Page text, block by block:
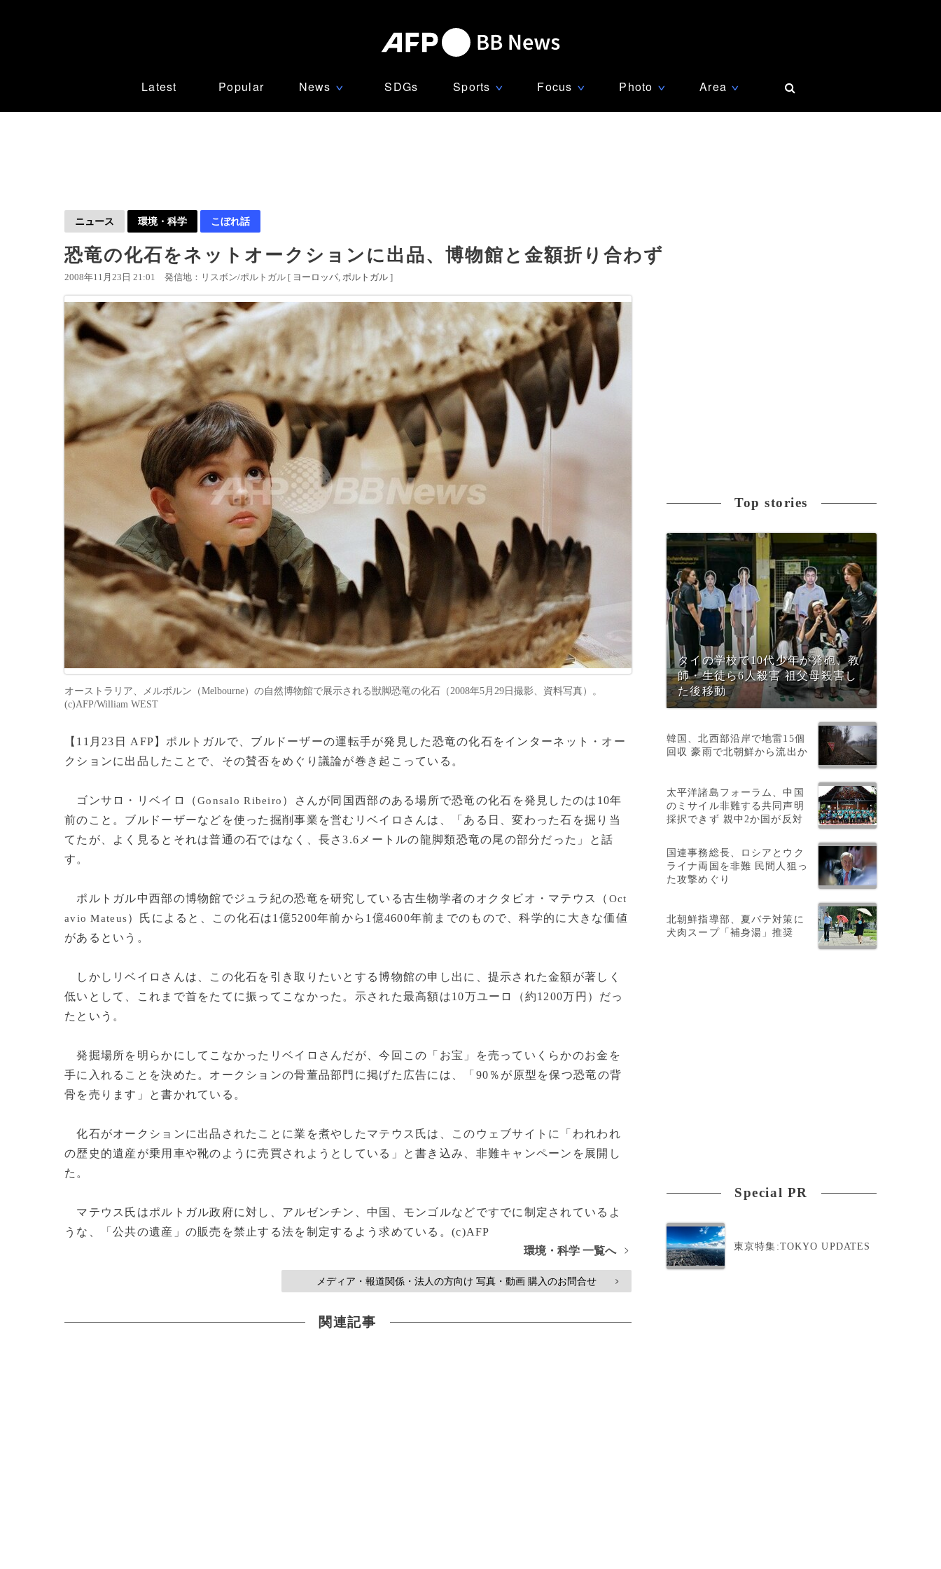
Latest Popular News ∨ SDGs Sports ∨ Focus ∨ Photo ∨ Area ∨
ニュース 環境・科学 こぼれ話
恐竜の化石をネットオークションに出品、博物館と金額折り合わず
2008年11月23日 21:01 発信地：リスボン/ポルトガル [ ヨーロッパ ポルトガル ]
オーストラリア、メルボルン（Melbourne）の自然博物館で展示される獣脚恐竜の化石（2008年5月29日撮影、資料写真）。
(c)AFP/William WEST
【11月23日 AFP】ポルトガルで、ブルドーザーの運転手が発見した恐竜の化石をインターネット・オー
クションに出品したことで、その賛否をめぐり議論が巻き起こっている。
ゴンサロ・リベイロ（Gonsalo Ribeiro ）さんが同国西部のある場所で恐竜の化石を発見したのは10年
前のこと。ブルドーザーなどを使った掘削事業を営むリベイロさんは、「ある日、変わった石を掘り当
てたが、よく見るとそれは普通の石ではなく、長さ3.6メートルの龍脚類恐竜の尾の部分だった」と話
す。
ポルトガル中西部の博物館でジュラ紀の恐竜を研究している古生物学者のオクタビオ・マテウス（ Oct
avio Mateus）氏によると、この化石は1億5200年前から1億4600年前までのもので、科学的に大きな価値
があるという。
しかしリベイロさんは、この化石を引き取りたいとする博物館の申し出に、提示された金額が著しく
低いとして、これまで首をたてに振ってこなかった。示された最高額は10万ユーロ（約1200万円）だっ
たという。
発掘場所を明らかにしてこなかったリベイロさんだが、今回この「お宝」を売っていくらかのお金を
手に入れることを決めた。オークションの骨董品部門に掲げた広告には、「90％が原型を保つ恐竜の背
骨を売ります」と書かれている。
化石がオークションに出品されたことに業を煮やしたマテウス氏は、このウェブサイトに「われわれ
の歴史的遺産が乗用車や靴のように売買されようとしている」と書き込み、非難キャンペーンを展開し
た。
マテウス氏はポルトガル政府に対し、アルゼンチン、中国、モンゴルなどですでに制定されているよ
うな、「公共の遺産」の販売を禁止する法を制定するよう求めている。(c)AFP
環境・科学 一覧へ
>
メディア・報道関係・法人の方向け 写真・動画 購入のお問合せ >
関連記事
Top stories
タイの学校で10代少年が発砲、教
師・生徒ら6人殺害 祖父母殺害し
た後移動
韓国、北西部沿岸で地雷15個
回収 豪雨で北朝鮮から流出か
太平洋諸島フォーラム、中国
のミサイル非難する共同声明
採択できず 親中2か国が反対
国連事務総長、ロシアとウク
ライナ両国を非難 民間人狙っ
た攻撃めぐり
北朝鮮指導部、夏バテ対策に
犬肉スープ「補身湯」推奨
Special PR
東京特集:TOKYO UPDATES